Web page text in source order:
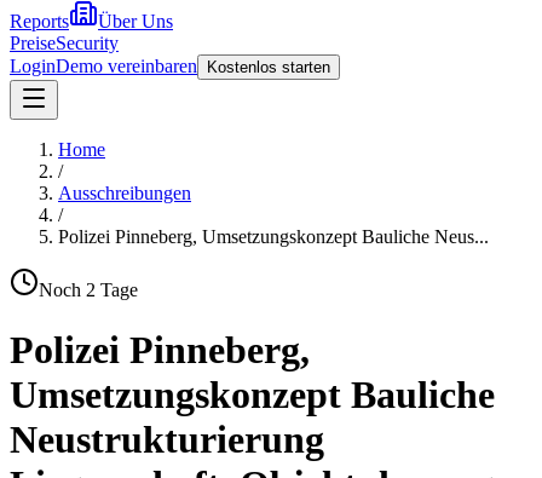
Reports
Über Uns
PreiseSecurity
LoginDemo vereinbaren Kostenlos starten
Home
/
Ausschreibungen
/
Polizei Pinneberg, Umsetzungskonzept Bauliche Neus...
Noch 2 Tage
Polizei Pinneberg,
Umsetzungskonzept Bauliche
Neustrukturierung